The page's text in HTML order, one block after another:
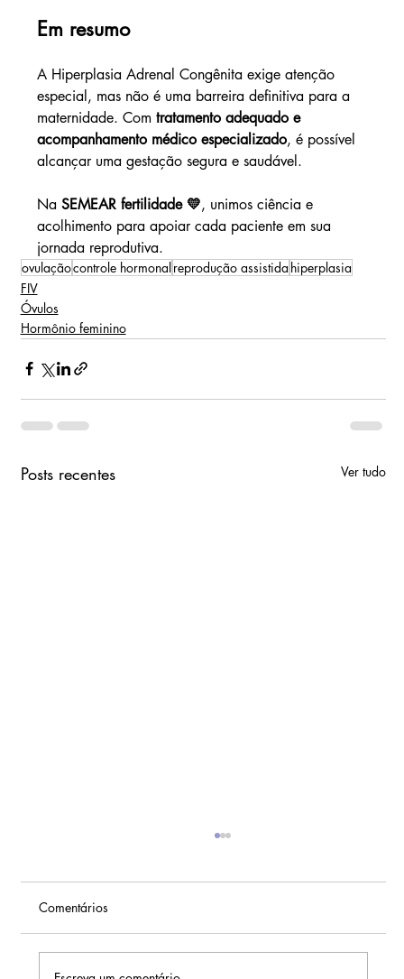
Em resumo
A Hiperplasia Adrenal Congênita exige atenção
especial, mas não é uma barreira definitiva para a
maternidade. Com tratamento adequado e
acompanhamento médico especializado, é possível
alcançar uma gestação segura e saudável.
Na SEMEAR fertilidade 💛, unimos ciência e
acolhimento para apoiar cada paciente em sua
jornada reprodutiva.
ovulaçãocontrole hormonalreprodução assistida hiperplasia
FIV
Óvulos
Hormônio feminino
Posts recentes Ver tudo
Comentários